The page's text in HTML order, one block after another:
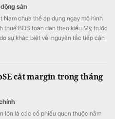
sản
Nam chưa thể áp dụng ngay mô hình
thuế BĐS toàn dân theo kiểu Mỹ, trước
sự khác biệt về nguyên tắc tiếp cận
cắt margin trong tháng
lớn là các cổ phiếu quen thuộc nằm